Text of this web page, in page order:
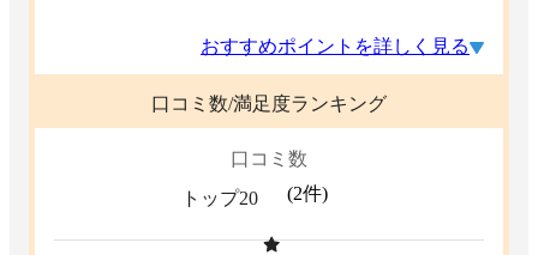
おすすめポイントを詳しく見る
口コミ数/満足度ランキング
口コミ数
トップ20
(2件)